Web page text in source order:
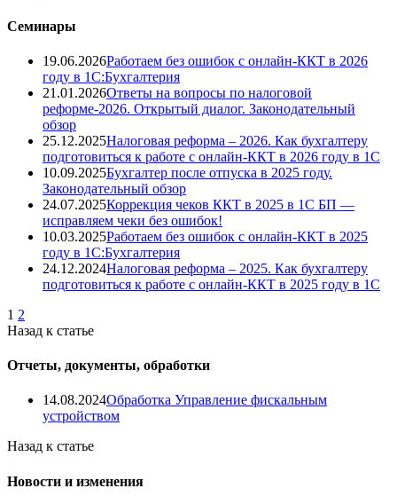
Семинары
19.06.2026Работаем без ошибок с онлайн-ККТ в 2026
году в 1С:Бухгалтерия
21.01.2026Ответы на вопросы по налоговой
реформе-2026. Открытый диалог. Законодательный
обзор
25.12.2025Налоговая реформа – 2026. Как бухгалтеру
подготовиться к работе с онлайн-ККТ в 2026 году в 1С
10.09.2025Бухгалтер после отпуска в 2025 году.
Законодательный обзор
24.07.2025Коррекция чеков ККТ в 2025 в 1С БП —
исправляем чеки без ошибок!
10.03.2025Работаем без ошибок с онлайн-ККТ в 2025
году в 1С:Бухгалтерия
24.12.2024Налоговая реформа – 2025. Как бухгалтеру
подготовиться к работе с онлайн-ККТ в 2025 году в 1С
1 2
Назад к статье
Отчеты, документы, обработки
14.08.2024Обработка Управление фискальным
устройством
Назад к статье
Новости и изменения